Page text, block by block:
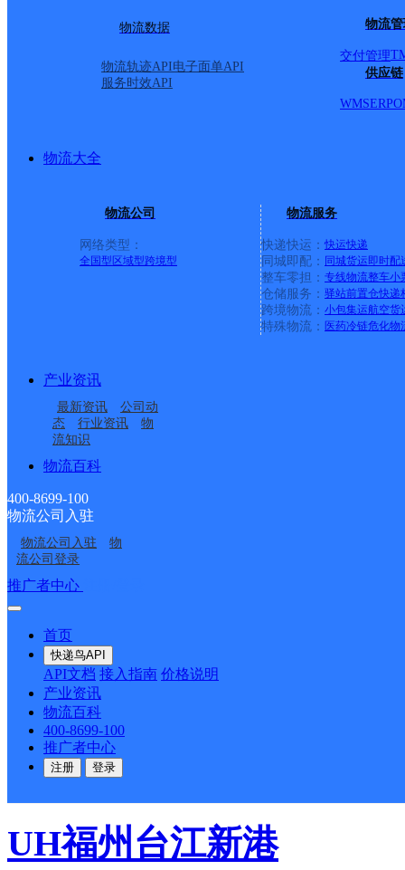
物流数据
物流轨迹API电子面单API
服务时效API
物流
交付管理
供应链
WMSERP
物流大全
物流公司
网络类型：
全国型 区域型跨境型
物流服务
快递快运： 快运快递
同城即配： 同城货运即时配
整车零担： 专线物流整车小
仓储服务： 驿站前置仓快递
跨境物流： 小包集运航空货
特殊物流： 医药冷链危化物
产业资讯
最新资讯
公司动
态
行业资讯
物
流知识
物流百科
400-8699-100
物流公司入驻
物流公司入驻
物
流公司登录
推广者中心
首页
快递鸟API
API文档 接入指南 价格说明
产业资讯
物流百科
400-8699-100
推广者中心
注册 登录
优速快递 更多号码
地址
溪南庄171号
派送范围:北厝镇,白青乡
岚城乡,大练乡,敖东镇,
楼乡,南海乡
详情
派送范围:-
UH福州连江
优速快递
号凤城中学正对面利天货
派送范围:潘渡镇,江南镇
琅岐镇,凤城镇,敖江镇,
龙镇,透堡镇,马鼻镇,官
乡,筱埕镇,黄岐镇,苔菉
UH福州台江新港